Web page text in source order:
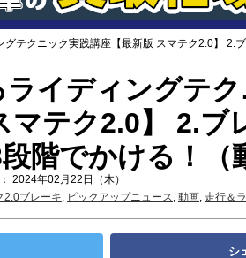
テクニック実践講座【最新版 スマテク2.0】 2.
イディングテ
マテク2.0】 2.ブ
階でかける！（
2024年02月22日（木）
2.0ブレーキ, ピックアップニュース, 動画, 走行＆
シ